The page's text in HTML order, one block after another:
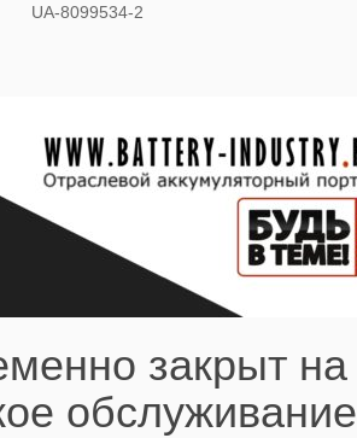
UA-8099534-2
закрыт на